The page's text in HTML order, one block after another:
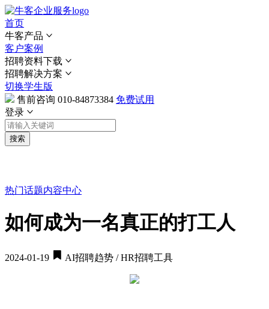
首页
牛客产品
客户案例
招聘资料下载
招聘解决方案
切换学生版
售前咨询 010-84873384 免费试用
登录
搜索
热门话题内容中心
如何成为一名真正的打工人
2024-01-19 AI招聘趋势 / HR招聘工具